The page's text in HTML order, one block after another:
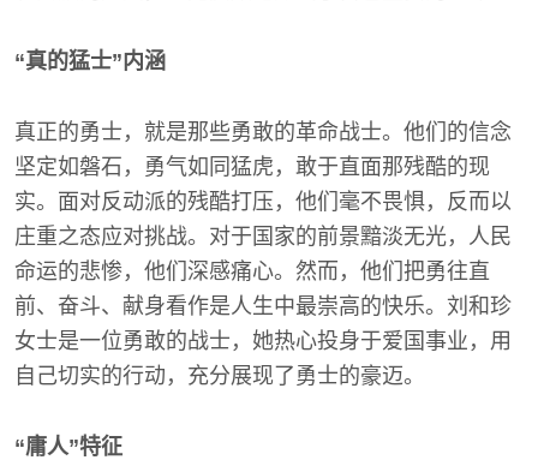
“真的猛士”内涵
真正的勇士，就是那些勇敢的革命战士。他们的信念
坚定如磐石，勇气如同猛虎，敢于直面那残酷的现
实。面对反动派的残酷打压，他们毫不畏惧，反而以
庄重之态应对挑战。对于国家的前景黯淡无光，人民
命运的悲惨，他们深感痛心。然而，他们把勇往直
前、奋斗、献身看作是人生中最崇高的快乐。刘和珍
女士是一位勇敢的战士，她热心投身于爱国事业，用
自己切实的行动，充分展现了勇士的豪迈。
“庸人”特征